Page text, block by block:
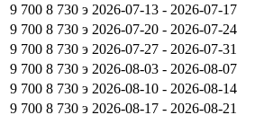
9 700 8 730 э 2026-07-13 - 2026-07-17
9 700 8 730 э 2026-07-20 - 2026-07-24
9 700 8 730 э 2026-07-27 - 2026-07-31
9 700 8 730 э 2026-08-03 - 2026-08-07
9 700 8 730 э 2026-08-10 - 2026-08-14
9 700 8 730 э 2026-08-17 - 2026-08-21